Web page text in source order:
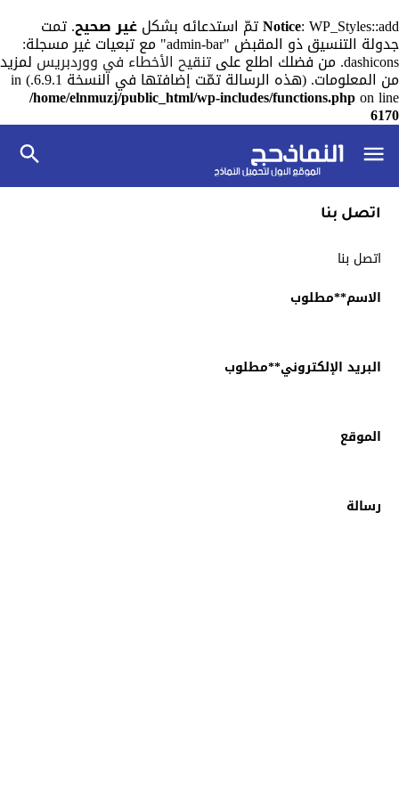
Notice: WP_Styles::add تمّ استدعائه بشكل غير صحيح. تمت
جدولة التنسيق ذو المقبض "admin-bar" مع تبعيات غير مسجلة:
dashicons. من فضلك اطلع على تنقيح الأخطاء في ووردبريس لمزيد
من المعلومات. (هذه الرسالة تمّت إضافتها في النسخة 6.9.1.) in
/home/elnmuzj/public_html/wp-includes/functions.phpon line
6170
اتصل بنا
اتصل بنا
الاسم**مطلوب
البريد الإلكتروني**مطلوب
الموقع
رسالة